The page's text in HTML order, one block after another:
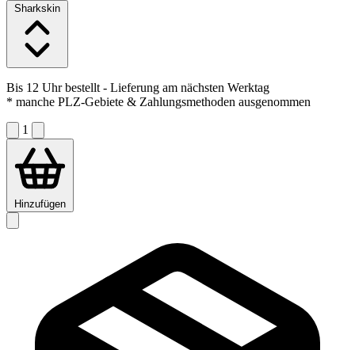
Sharkskin
Bis 12 Uhr bestellt - Lieferung am nächsten Werktag
* manche PLZ-Gebiete & Zahlungsmethoden ausgenommen
1
Hinzufügen